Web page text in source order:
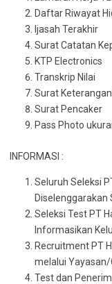
Daftar Riwayat
Ijasah Terakhir
Surat Catatan
KTP Electronics
Transkrip Nilai
Surat
Surat Pencaker
Pass Photo
INFORMASI :
Seluruh Seleksi
Diselenggarakan
Seleksi Test PT
Informasikan
Recruitment PT
melalui
Test dan